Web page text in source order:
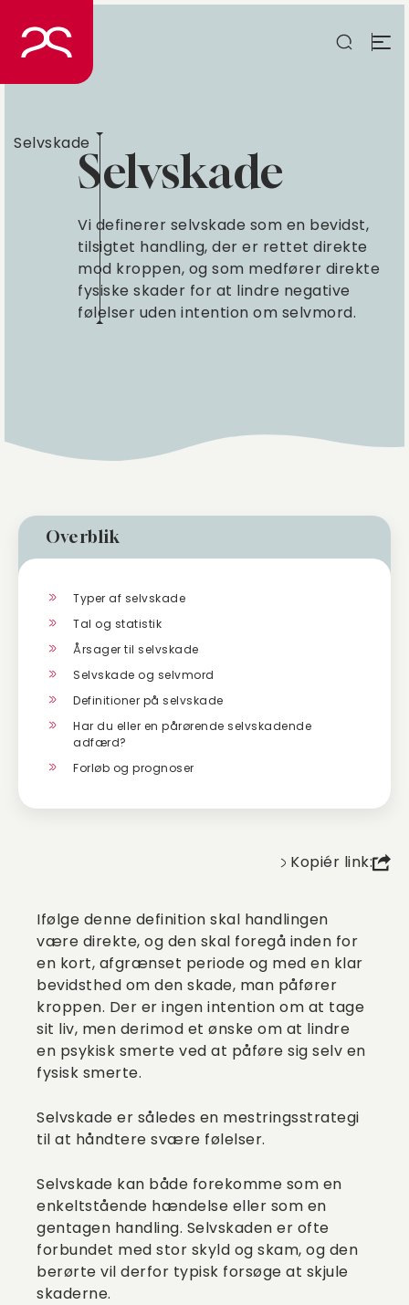
indhold
Selvskade
Vi definerer selvskade som en bevidst,
tilsigtet handling, der er rettet direkte
mod kroppen, og som medfører direkte
fysiske skader for at lindre negative
følelser uden intention om selvmord.
Selvskade
Overblik
Typer af selvskade
Tal og statistik
Årsager til selvskade
Selvskade og selvmord
Definitioner på selvskade
Har du eller en pårørende selvskadende
adfærd?
Forløb og prognoser
Kopiér link:
Ifølge denne definition skal handlingen
være direkte, og den skal foregå inden for
en kort, afgrænset periode og med en klar
bevidsthed om den skade, man påfører
kroppen. Der er ingen intention om at tage
sit liv, men derimod et ønske om at lindre
en psykisk smerte ved at påføre sig selv en
fysisk smerte.
Selvskade er således en mestringsstrategi
til at håndtere svære følelser.
Selvskade kan både forekomme som en
enkeltstående hændelse eller som en
gentagen handling. Selvskaden er ofte
forbundet med stor skyld og skam, og den
berørte vil derfor typisk forsøge at skjule
skaderne.